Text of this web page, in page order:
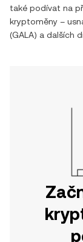
také podívat na
kryptoměny –
(GALA) a dalších